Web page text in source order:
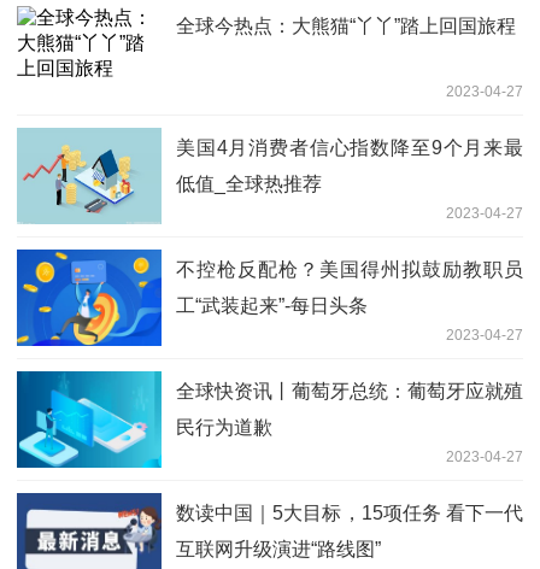
全球今热点：大熊猫“丫丫”踏上回国旅程
2023-04-27
美国4月消费者信心指数降至9个月来最
低值_全球热推荐
2023-04-27
不控枪反配枪？美国得州拟鼓励教职员
工“武装起来”-每日头条
2023-04-27
全球快资讯丨葡萄牙总统：葡萄牙应就殖
民行为道歉
2023-04-27
数读中国｜5大目标，15项任务 看下一代
互联网升级演进“路线图”